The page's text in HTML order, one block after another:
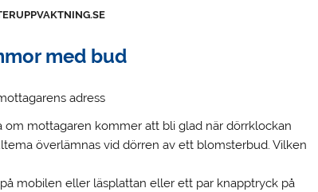
med bud
adress
om mottagaren kommer att bli glad när dörrklockan
överlämnas vid dörren av ett blomsterbud. Vilken
mobilen eller läsplattan eller ett par knapptryck på